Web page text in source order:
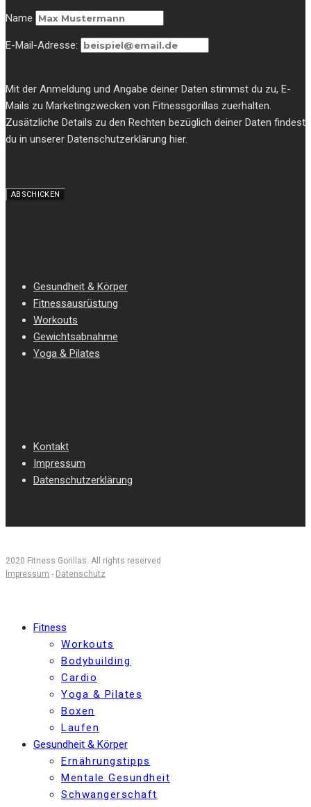
Name
E-Mail-Adresse:
Mit der Anmeldung und Angabe deiner Daten stimmst du zu, E-
Mails zu Marketingzwecken von Fitnessgorillas zuerhalten.
Zusätzliche Details zu den Rechten bezüglich deiner Daten findest
du in unserer Datenschutzerklärung hier.
Gesundheit & Körper
Fitnessausrüstung
Workouts
Gewichtsabnahme
Yoga & Pilates
Kontakt
Impressum
Datenschutzerklärung
2020 Fitness Gorillas. All rights reserved
Impressum - Datenschutz
Fitness
Workouts
Bodybuilding
Cardio
Yoga & Pilates
Boxen
Laufen
Gesundheit & Körper
Ernährungstipps
Mentale Gesundheit
Schwangerschaft